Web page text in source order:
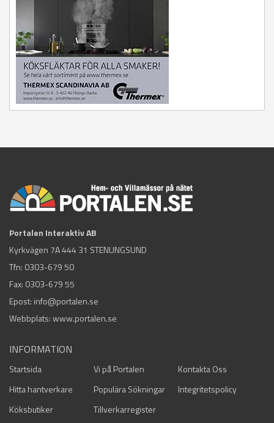
Portalen Interaktiv AB
Kyrkvägen 7A 444 31 STENUNGSUND
Tfn: 0303-679 50
Fax: 0303-679 55
Epost: info@portalen.se
Webbplats: www.portalen.se
INFORMATION
Startsida Vi på Portalen
Kontakta Oss
Hitta hantverkare
Populära Sökningar
Integritetspolicy
Köksbutiker
Tillverkarregister